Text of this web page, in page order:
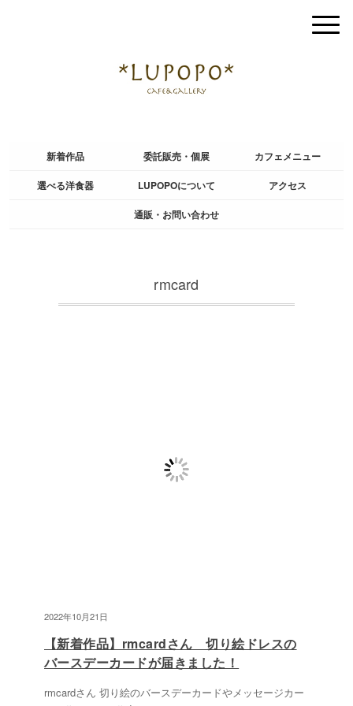
新着作品 委託販売・個展 カフェメニュー
選べる洋食器 LUPOPOについて アクセス
通販・お問い合わせ
rmcard
2022年10月21日
【新着作品】rmcardさん 切り絵ドレスの
バースデーカードが届きました！
rmcardさん 切り絵のバースデーカードやメッセージカー